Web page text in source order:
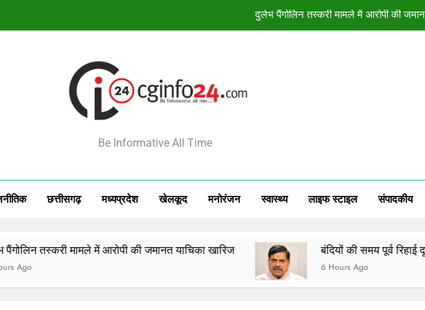
बंदियों की समय पूर्व रिहाई दूसरे बंदियों को भी अच्छे आचरण के लिए करेगी प्रोत्साहित :
बंदियों की समय पूर्व रिहाई दूसरे बंदियों को भी अच्छे आचरण के लिए करेगी प्रोत्साहित :
Be Informative All Time
छत्तीसगढ़ मध्‍यप्रदेश खेलकूद मनोरंजन स्‍वास्‍थ्‍य लाइफ स्टाइल संपादकीय
में आरोपी की जमानत याचिका खारिज बंदियों की समय पूर्व रिहाई दूसरे बंदियों को
6 Hours Ago